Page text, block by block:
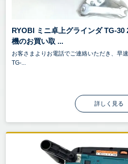
RYOBI ミニ卓上グラインダ TG-30
機のお買い取 ...
お客さまよりお電話でご連絡いただき、早
TG-...
詳しく見る